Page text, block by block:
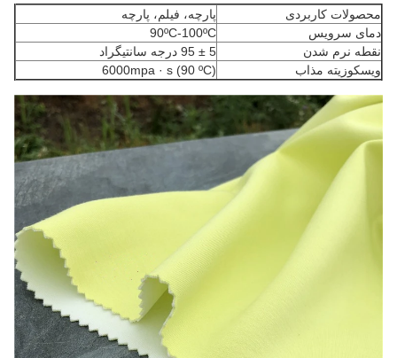
محصولات کاربردی
پارچه، فیلم، پارچه
دمای سرویس
90ºC-100ºC
نقطه نرم شدن
5 ± 95 درجه سانتیگراد
ویسکوزیته مذاب
6000mpa · s (90 ºC)